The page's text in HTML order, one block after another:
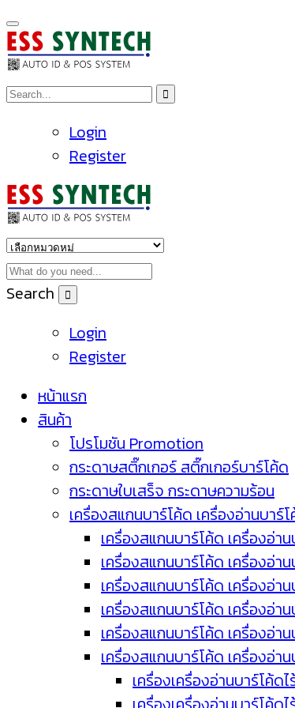
Login
Register
Search
Login
Register
หน้าแรก
สินค้า
โปรโมชัน Promotion
กระดาษสติ๊กเกอร์ สติ๊กเกอร์บาร์โค้ด
กระดาษใบเสร็จ กระดาษความร้อน
เครื่องสแกนบาร์โค้ด เครื่องอ่านบาร์
เครื่องสแกนบาร์โค้ด เครื่องอ่า
เครื่องสแกนบาร์โค้ด เครื่องอ่า
เครื่องสแกนบาร์โค้ด เครื่องอ่า
เครื่องสแกนบาร์โค้ด เครื่องอ่า
เครื่องสแกนบาร์โค้ด เครื่องอ่า
เครื่องสแกนบาร์โค้ด เครื่องอ่า
เครื่องเครื่องอ่านบาร์โค้ดไ